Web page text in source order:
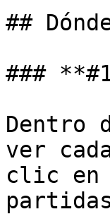
##
###
Dentro
ver
clic en